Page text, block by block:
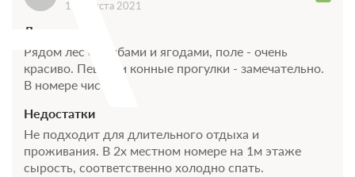
17 августа 2021
Достоинства
Рядом лес с грибами и ягодами, поле - очень
красиво. Пешие и конные прогулки - замечательно.
В номере чисто.
Недостатки
Не подходит для длительного отдыха и
проживания. В 2х местном номере на 1м этаже
сырость, соответственно холодно спать.